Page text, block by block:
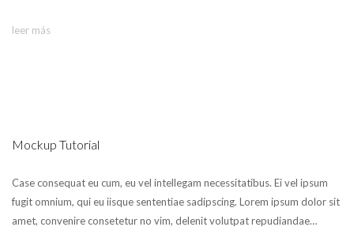
leer más
Mockup Tutorial
Case consequat eu cum, eu vel intellegam necessitatibus. Ei vel ipsum
fugit omnium, qui eu iisque sententiae sadipscing. Lorem ipsum dolor sit
amet, convenire consetetur no vim, delenit volutpat repudiandae…